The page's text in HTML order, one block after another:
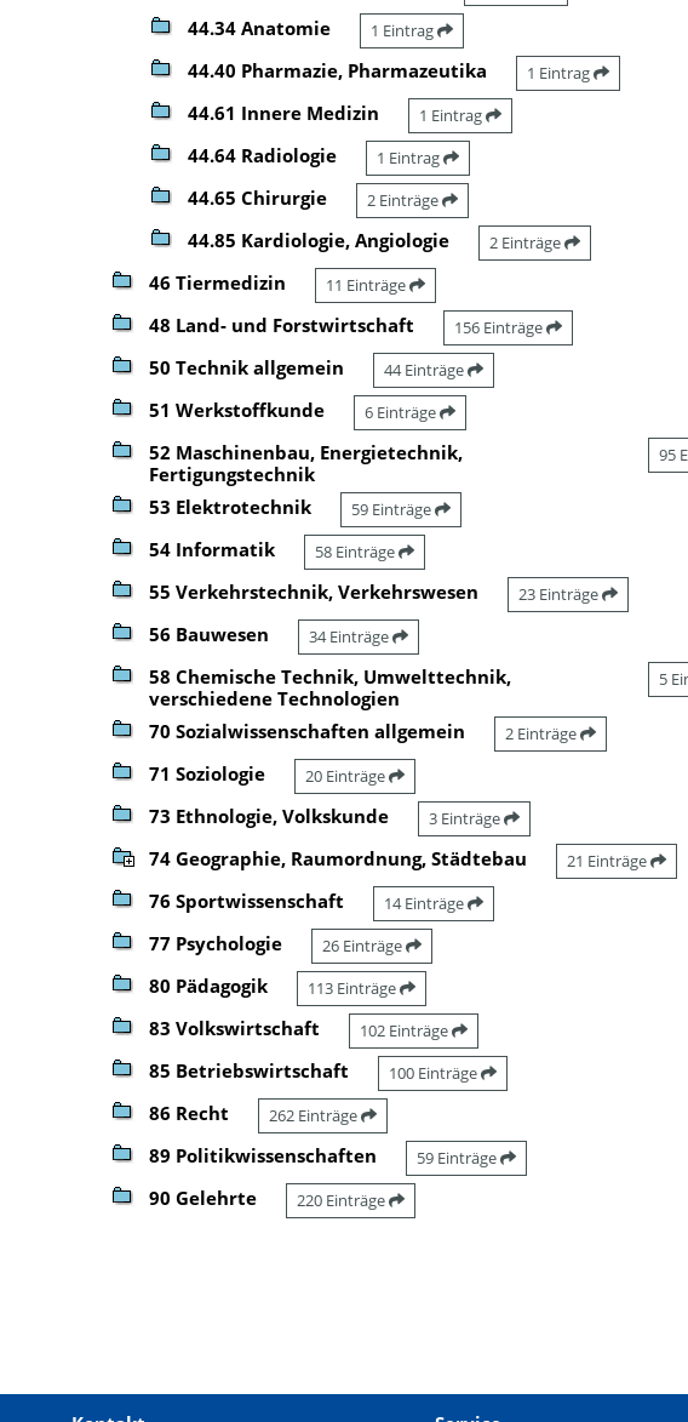
44.34 Anatomie 1 Eintrag
44.40 Pharmazie, Pharmazeutika 1 Eintrag
44.61 Innere Medizin 1 Eintrag
44.64 Radiologie 1 Eintrag
44.65 Chirurgie 2 Einträge
44.85 Kardiologie, Angiologie 2 Einträge
46 Tiermedizin 11 Einträge
48 Land- und Forstwirtschaft 156 Einträge
50 Technik allgemein 44 Einträge
51 Werkstoffkunde 6 Einträge
52 Maschinenbau, Energietechnik,
Fertigungstechnik
95
53 Elektrotechnik 59 Einträge
54 Informatik 58 Einträge
55 Verkehrstechnik, Verkehrswesen 23 Einträge
56 Bauwesen 34 Einträge
58 Chemische Technik, Umwelttechnik,
verschiedene Technologien
5
70 Sozialwissenschaften allgemein 2 Einträge
71 Soziologie 20 Einträge
73 Ethnologie, Volkskunde 3 Einträge
74 Geographie, Raumordnung, Städtebau 21 Einträge
76 Sportwissenschaft 14 Einträge
77 Psychologie 26 Einträge
80 Pädagogik 113 Einträge
83 Volkswirtschaft 102 Einträge
85 Betriebswirtschaft 100 Einträge
86 Recht 262 Einträge
89 Politikwissenschaften 59 Einträge
90 Gelehrte 220 Einträge